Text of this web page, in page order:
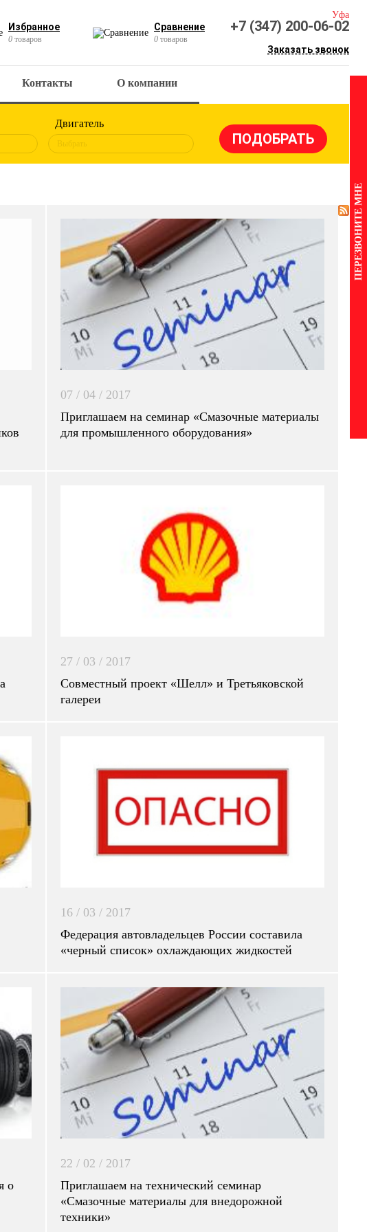
Избранное
0 товаров
Сравнение
0 товаров
Уфа
+7 (347) 200-06-02
Заказать звонок
Контакты О компании
Двигатель
Выбрать
07 / 04 / 2017
Приглашаем на семинар «Смазочные материалы
для промышленного оборудования»
27 / 03 / 2017
Совместный проект «Шелл» и Третьяковской
галереи
16 / 03 / 2017
Федерация автовладельцев России составила
«черный список» охлаждающих жидкостей
о
22 / 02 / 2017
Приглашаем на технический семинар
«Смазочные материалы для внедорожной
техники»
ПЕРЕЗВОНИТЕ МНЕ